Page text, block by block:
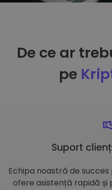
De ce ar
pe
Suport
Echipa noastră de
ofere asistență rapidă și